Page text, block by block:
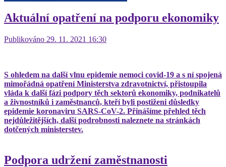
Aktuální opatření na podporu ekonomiky
Publikováno 29. 11. 2021 16:30
S ohledem na další vlnu epidemie nemoci covid-19 a s ní spojená
mimořádná opatření Ministerstva zdravotnictví, přistoupila
vláda k další fázi podpory těch sektorů ekonomiky, podnikatelů
a živnostníků i zaměstnanců, kteří byli postiženi důsledky
epidemie koronaviru SARS-CoV-2. Přinášíme přehled těch
nejdůležitějších, další podrobnosti naleznete na stránkách
dotčených ministerstev.
Podpora udržení zaměstnanosti